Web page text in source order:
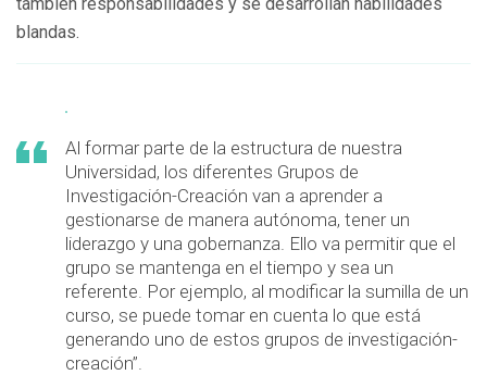
blandas.
Al formar parte de la estructura de nuestra
Universidad, los diferentes Grupos de
Investigación-Creación van a aprender a
gestionarse de manera autónoma, tener un
liderazgo y una gobernanza. Ello va permitir que el
grupo se mantenga en el tiempo y sea un
referente. Por ejemplo, al modificar la sumilla de un
curso, se puede tomar en cuenta lo que está
generando uno de estos grupos de investigación-
creación”.